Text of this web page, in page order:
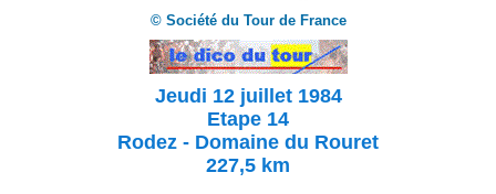
© Société du Tour de France
Jeudi 12 juillet 1984
Etape 14
Rodez - Domaine du Rouret
227,5 km